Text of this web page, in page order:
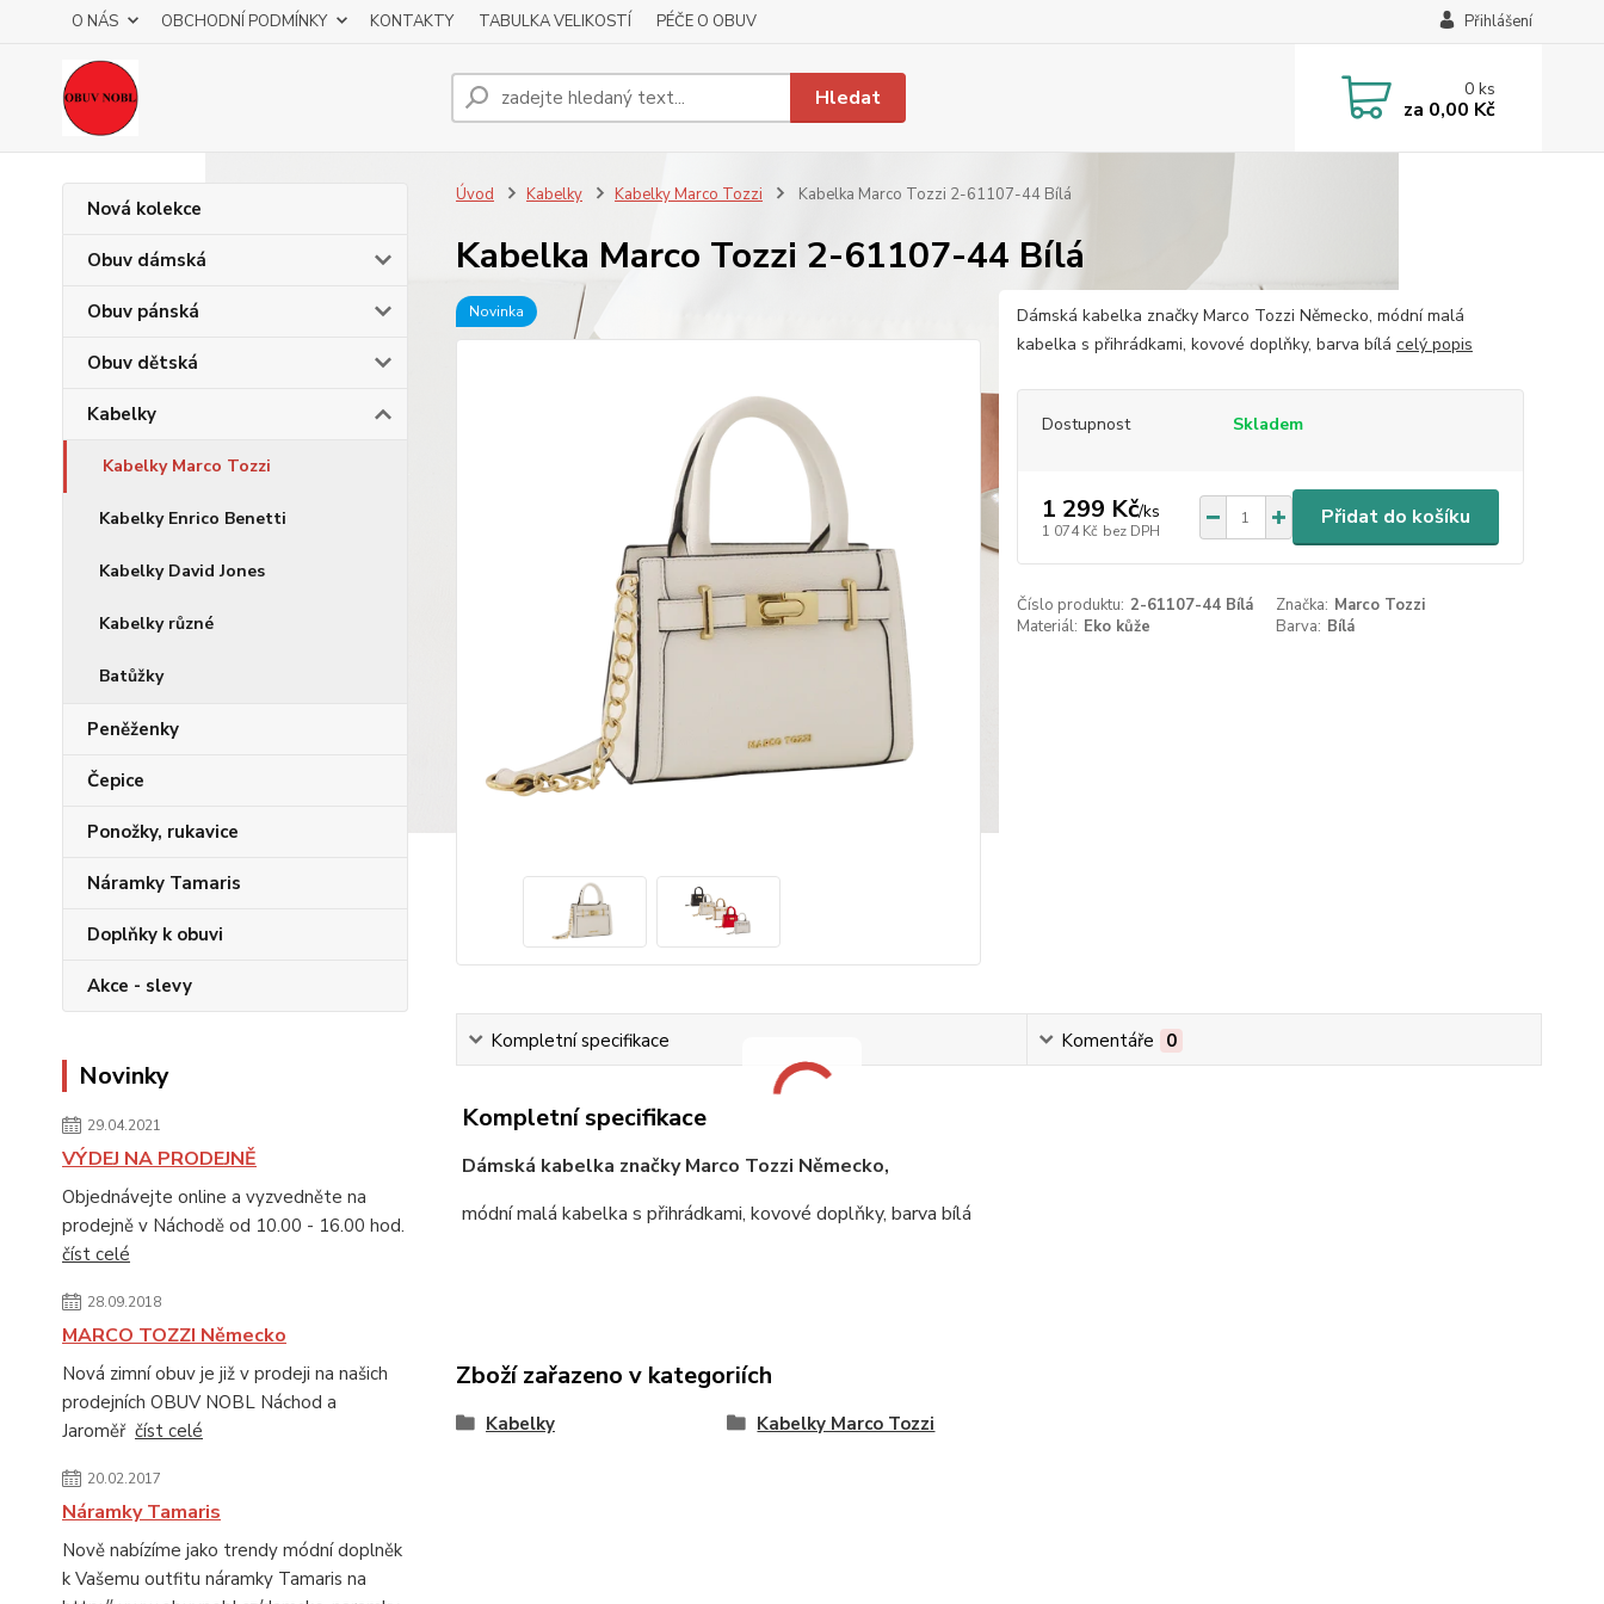
O NÁS OBCHODNÍ PODMÍNKY KONTAKTY TABULKA VELIKOSTÍ PÉČE O OBUV Přihlášení
Hledat 0ks
za 0,00 Kč
Nová kolekce
Obuv dámská
Obuv pánská
Obuv dětská
Kabelky
Kabelky Marco Tozzi
Kabelky Enrico Benetti
Kabelky David Jones
Kabelky různé
Batůžky
Peněženky
Čepice
Ponožky, rukavice
Náramky Tamaris
Doplňky k obuvi
Akce - slevy
Novinky
29.04.2021
VÝDEJ NA PRODEJNĚ
Objednávejte online a vyzvedněte na
prodejně v Náchodě od 10.00 - 16.00 hod.
číst celé
28.09.2018
MARCO TOZZI Německo
Nová zimní obuv je již v prodeji na našich
prodejních OBUV NOBL Náchod a
Jaroměř číst celé
20.02.2017
Náramky Tamaris
Nově nabízíme jako trendy módní doplněk
k Vašemu outfitu náramky Tamaris na
Úvod Kabelky Kabelky Marco Tozzi Kabelka Marco Tozzi 2-61107-44 Bílá
Kabelka Marco Tozzi 2-61107-44 Bílá
Novinka
Dámská kabelka značky Marco Tozzi Německo, módní malá
kabelka s přihrádkami, kovové doplňky, barva bílá celý popis
Dostupnost Skladem
1 299 Kč/ks
1 074 Kč bez DPH
Přidat do košíku
Číslo produktu: 2-61107-44 Bílá Značka: Marco Tozzi
Materiál: Eko kůže Barva: Bílá
Kompletní specifikace Komentáře 0
Kompletní specifikace
Dámská kabelka značky Marco Tozzi Německo,
módní malá kabelka s přihrádkami, kovové doplňky, barva bílá
Zboží zařazeno v kategoriích
Kabelky Kabelky Marco Tozzi